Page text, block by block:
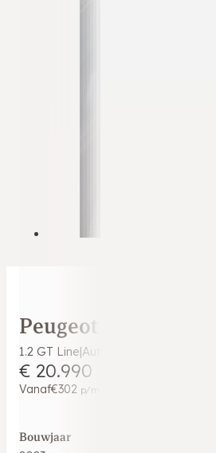
Peugeot 2008
1.2 GT Line|Automaat|Premium
€ 20.990
Vanaf€302 p/m
Bouwjaar